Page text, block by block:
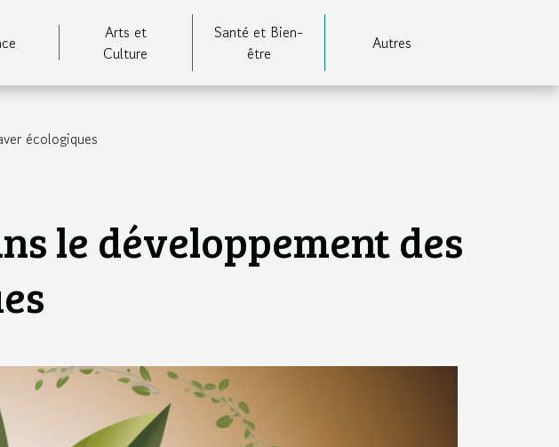
Arts et
Culture
Santé et Bien-
être
Autres
écologiques
le développement des